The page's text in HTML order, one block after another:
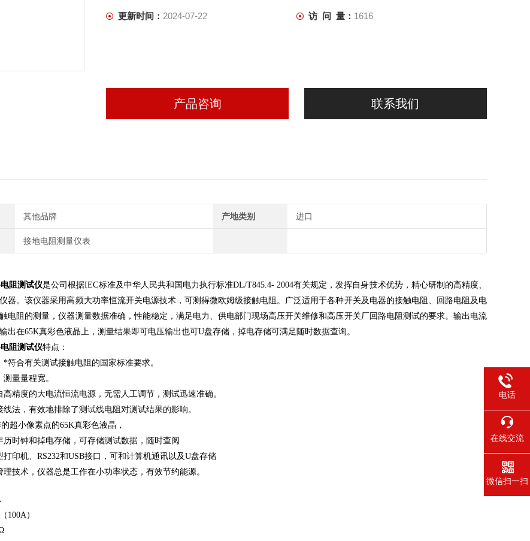
更新时间： 2024-07-22 访 问 量： 1616
产品咨询 联系我们
其他品牌 产地类别 进口
接地电阻测量仪表
阻测试仪是公司根据IEC标准及中华人民共和国电力执行标准DL/T845.4- 2004有关规定，发挥自身技术优势，精心研制的高精度、
器。该仪器采用高频大功率恒流开关电源技术，可测得微欧姆级接触电阻。广泛适用于各种开关及电器的接触电阻、回路电阻及电
电阻的测量，仪器测量数据准确，性能稳定，满足电力、供电部门现场高压开关维修和高压开关厂回路电阻测试的要求。输出电流
出在65K真彩色液晶上，测量结果即可电压输出也可U盘存储，掉电存储可满足随时数据查询。
阻测试仪特点：
*符合有关测试接触电阻的国家标准要求。
量量程宽。
高精度的大电流恒流电源，无需人工调节，测试迅速准确。
线法，有效地排除了测试线电阻对测试结果的影响。
超小像素点的65K真彩色液晶，
历时钟和掉电存储，可存储测试数据，随时查阅
打印机、RS232和USB接口，可和计算机通讯以及U盘存储
理技术，仪器总是工作在小功率状态，有效节约能源。
100A）
电话
在线交流
微信扫一扫